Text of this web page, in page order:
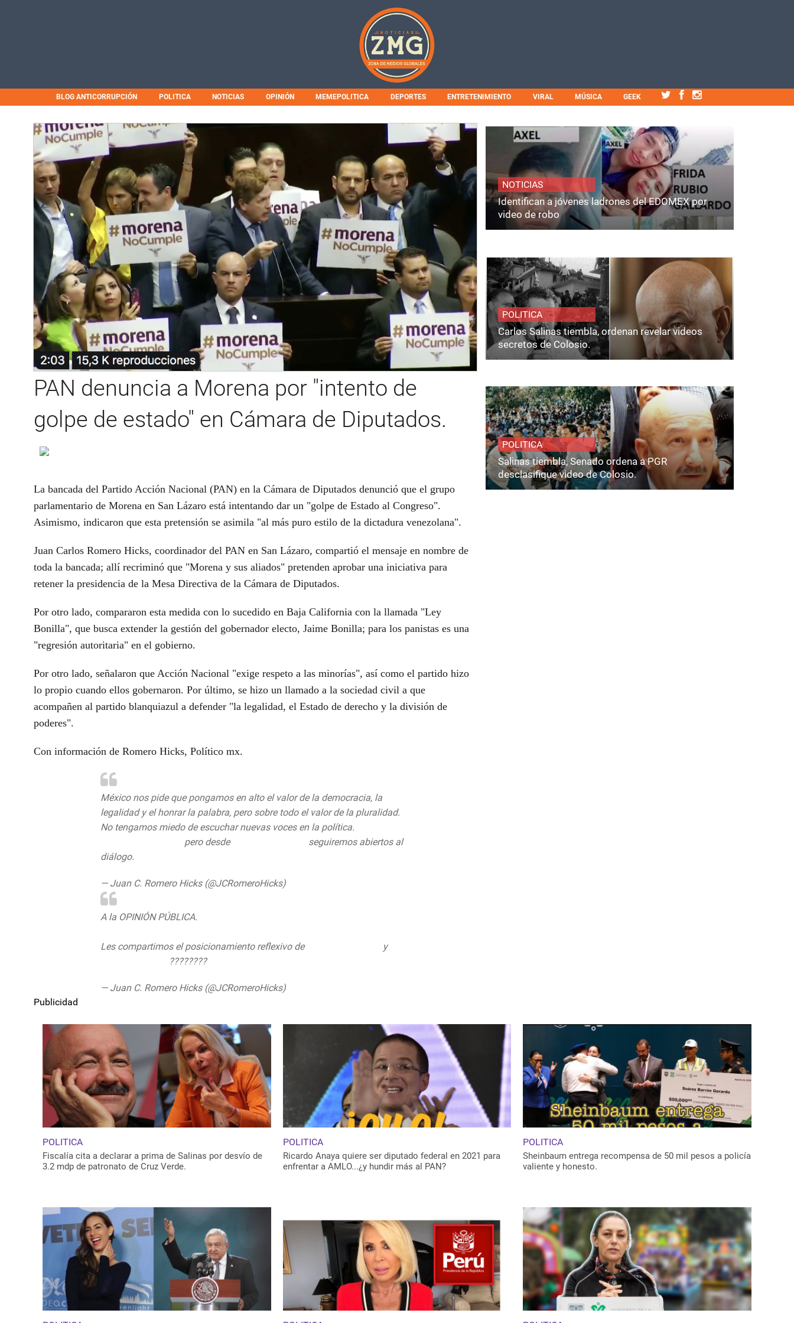
BLOG ANTICORRUPCIÓN POLITICA NOTICIAS OPINIÓN MEMEPOLITICA DEPORTES ENTRETENIMIENTO VIRAL MÚSICA GEEK
PAN denuncia a Morena por "intento de
golpe de estado" en Cámara de Diputados.
La bancada del Partido Acción Nacional (PAN) en la Cámara de Diputados denunció que el grupo
parlamentario de Morena en San Lázaro está intentando dar un "golpe de Estado al Congreso".
Asimismo, indicaron que esta pretensión se asimila "al más puro estilo de la dictadura venezolana".
Juan Carlos Romero Hicks, coordinador del PAN en San Lázaro, compartió el mensaje en nombre de
toda la bancada; allí recriminó que "Morena y sus aliados" pretenden aprobar una iniciativa para
retener la presidencia de la Mesa Directiva de la Cámara de Diputados.
Por otro lado, compararon esta medida con lo sucedido en Baja California con la llamada "Ley
Bonilla", que busca extender la gestión del gobernador electo, Jaime Bonilla; para los panistas es una
"regresión autoritaria" en el gobierno.
Por otro lado, señalaron que Acción Nacional "exige respeto a las minorías", así como el partido hizo
lo propio cuando ellos gobernaron. Por último, se hizo un llamado a la sociedad civil a que
acompañen al partido blanquiazul a defender "la legalidad, el Estado de derecho y la división de
poderes".
Con información de Romero Hicks, Político mx.
México nos pide que pongamos en alto el valor de la democracia, la
legalidad y el honrar la palabra, pero sobre todo el valor de la pluralidad.
No tengamos miedo de escuchar nuevas voces en la política.
pero desde
seguiremos abiertos al
diálogo.
— Juan C. Romero Hicks (@JCRomeroHicks)
A la OPINIÓN PÚBLICA.
Les compartimos el posicionamiento reflexivo de
y
????????
— Juan C. Romero Hicks (@JCRomeroHicks)
Publicidad
NOTICIAS
Identifican a jóvenes ladrones del EDOMEX por
video de robo
POLITICA
Carlos Salinas tiembla, ordenan revelar videos
secretos de Colosio.
POLITICA
Salinas tiembla, Senado ordena a PGR
desclasifique video de Colosio.
POLITICA
Fiscalía cita a declarar a prima de Salinas por desvío de
3.2 mdp de patronato de Cruz Verde.
POLITICA
Ricardo Anaya quiere ser diputado federal en 2021 para
enfrentar a AMLO...¿y hundir más al PAN?
POLITICA
Sheinbaum entrega recompensa de 50 mil pesos a policía
valiente y honesto.